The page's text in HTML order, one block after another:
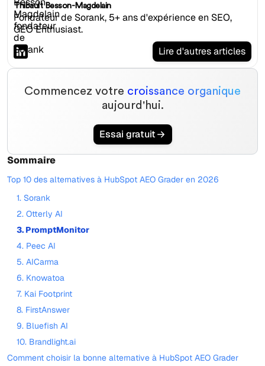
Thibault Besson-Magdelain
Fondateur de Sorank, 5+ ans d'expérience en SEO,
GEO Enthusiast.
Lire d'autres articles
Commencez votre croissance organique
aujourd'hui.
Essai gratuit
Sommaire
Top 10 des alternatives à HubSpot AEO Grader en 2026
1. Sorank
2. Otterly AI
3. PromptMonitor
4. Peec AI
5. AICarma
6. Knowatoa
7. Kai Footprint
8. FirstAnswer
9. Bluefish AI
10. Brandlight.ai
Comment choisir la bonne alternative à HubSpot AEO Grader